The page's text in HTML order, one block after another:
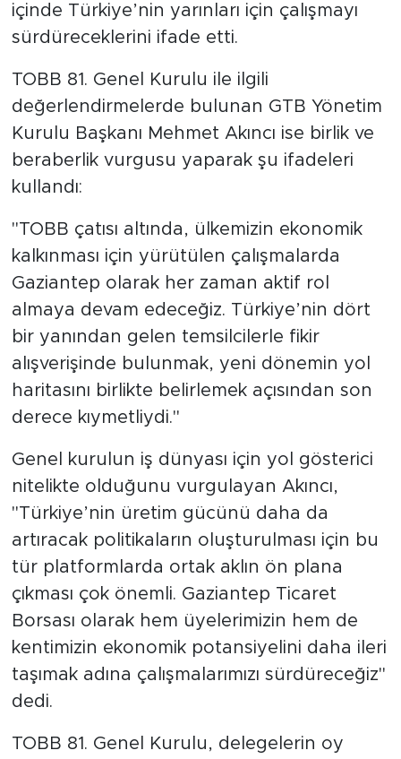
içinde Türkiye’nin yarınları için çalışmayı
sürdüreceklerini ifade etti.
TOBB 81. Genel Kurulu ile ilgili
değerlendirmelerde bulunan GTB Yönetim
Kurulu Başkanı Mehmet Akıncı ise birlik ve
beraberlik vurgusu yaparak şu ifadeleri
kullandı:
"TOBB çatısı altında, ülkemizin ekonomik
kalkınması için yürütülen çalışmalarda
Gaziantep olarak her zaman aktif rol
almaya devam edeceğiz. Türkiye’nin dört
bir yanından gelen temsilcilerle fikir
alışverişinde bulunmak, yeni dönemin yol
haritasını birlikte belirlemek açısından son
derece kıymetliydi."
Genel kurulun iş dünyası için yol gösterici
nitelikte olduğunu vurgulayan Akıncı,
"Türkiye’nin üretim gücünü daha da
artıracak politikaların oluşturulması için bu
tür platformlarda ortak aklın ön plana
çıkması çok önemli. Gaziantep Ticaret
Borsası olarak hem üyelerimizin hem de
kentimizin ekonomik potansiyelini daha ileri
taşımak adına çalışmalarımızı sürdüreceğiz"
dedi.
TOBB 81. Genel Kurulu, delegelerin oy